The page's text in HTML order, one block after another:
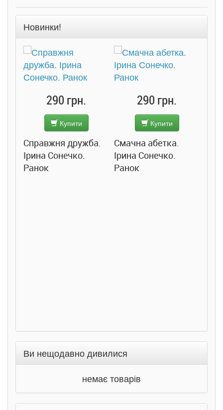
Новинки!
290 грн.
Купити
Справжня дружба.
Ірина Сонечко.
Ранок
290 грн.
Купити
Смачна абетка.
Ірина Сонечко.
Ранок
Ви нещодавно дивилися
немає товарів